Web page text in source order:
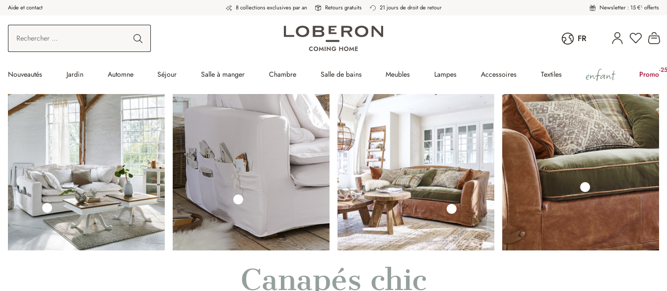
au contenu principal
Aller à la recherche
Aller à la navigation principale
Aide et contact 8 collections exclusives par an Retours gratuits 21 jours de droit de retour Newsletter : 15 €¹ offerts
FR Vous
Nouveautés Jardin Automne Séjour Salle à manger Chambre Salle de bains Meubles Lampes Accessoires Textiles enfant Promo-
Canapés chic